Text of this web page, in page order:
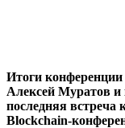
Итоги конференции
Алексей Муратов
последняя встреча
Blockchain-